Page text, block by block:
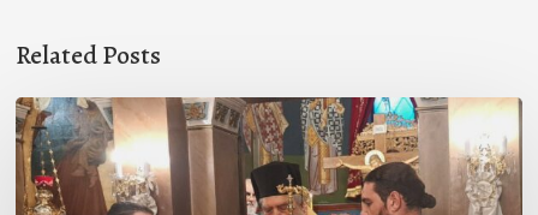
Related Posts
Ιερά
Παράκληση
στον